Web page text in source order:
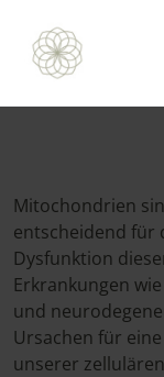
Mitochondrien
entscheidend für
Dysfunktion
Erkrankungen
und
Ursachen für
unserer